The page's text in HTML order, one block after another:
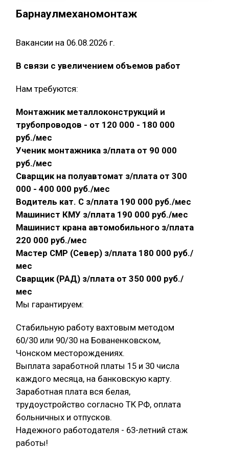
Барнаулмеханомонтаж
Вакансии на 06.08.2026 г.
В связи с увеличением объемов работ
Нам требуются:
Монтажник металлоконструкций и
трубопроводов - от 120 000 - 180 000
руб./мес
Ученик монтажника з/плата от 90 000
руб./мес
Сварщик на полуавтомат з/плата от 300
000 - 400 000 руб./мес
Водитель кат. С з/плата 190 000 руб./мес
Машинист КМУ з/плата 190 000 руб./мес
Машинист крана автомобильного з/плата
220 000 руб./мес
Мастер СМР (Север) з/плата 180 000 руб./
мес
Сварщик (РАД) з/плата от 350 000 руб./
мес
Мы гарантируем:
Стабильную работу вахтовым методом
60/30 или 90/30 на Бованенковском,
Чонском месторождениях.
Выплата заработной платы 15 и 30 числа
каждого месяца, на банковскую карту.
Заработная плата вся белая,
трудоустройство согласно ТК РФ, оплата
больничных и отпусков.
Надежного работодателя - 63-летний стаж
работы!